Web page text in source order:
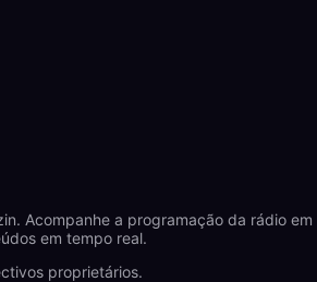
Acompanhe a programação da rádio em
em tempo real.
proprietários.